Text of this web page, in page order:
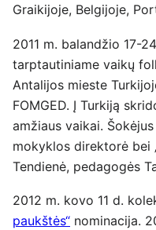
Graikijoje, Belgijoje,
2011 m. balandžio 17-
tarptautiniame vaikų
Antalijos mieste
FOMGED. Į Turkiją
amžiaus vaikai.
mokyklos direktorė bei
Tendienė, pedagogės
2012 m. kovo 11 d.
paukštės“ nominacija.